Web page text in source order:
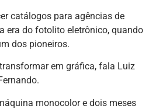
catálogos para agências de
era do fotolito eletrônico, quando
dos pioneiros.
em gráfica, fala Luiz
monocolor e dois meses